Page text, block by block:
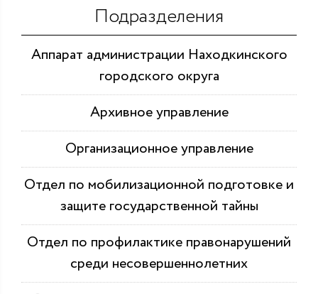
Подразделения
Аппарат администрации Находкинского
городского округа
Архивное управление
Организационное управление
Отдел по мобилизационной подготовке и
защите государственной тайны
Отдел по профилактике правонарушений
среди несовершеннолетних